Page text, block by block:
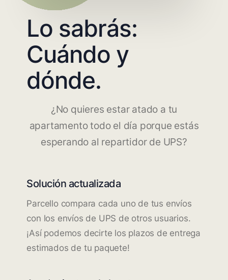
Lo sabrás:
Cuándo y
dónde.
¿No quieres estar atado a tu
apartamento todo el día porque estás
esperando al repartidor de UPS?
Solución actualizada
Parcello compara cada uno de tus envíos
con los envíos de UPS de otros usuarios.
¡Así podemos decirte los plazos de entrega
estimados de tu paquete!